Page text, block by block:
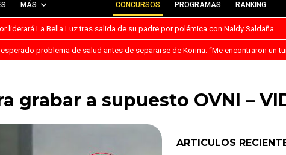
MÁS CONCURSOS PROGRAMAS RANKING
liderará La Bella Luz tras salida de su padre por polémica con Naldy Saldaña
problema de salud antes de separarse de Korina: “Me encontraron un
grabar a supuesto OVNI –
ARTICULOS